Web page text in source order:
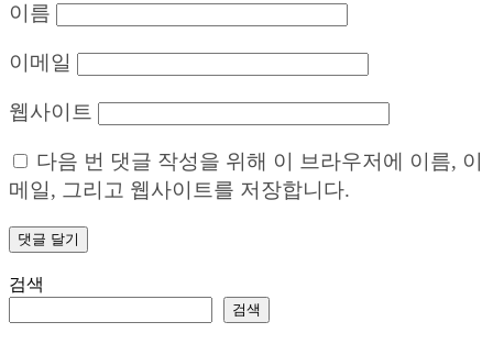
이름
이메일
웹사이트
다음 번 댓글 작성을 위해 이 브라우저에 이름, 이
메일, 그리고 웹사이트를 저장합니다.
검색
검색